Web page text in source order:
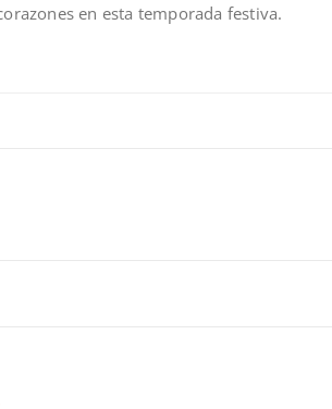
en esta temporada festiva.